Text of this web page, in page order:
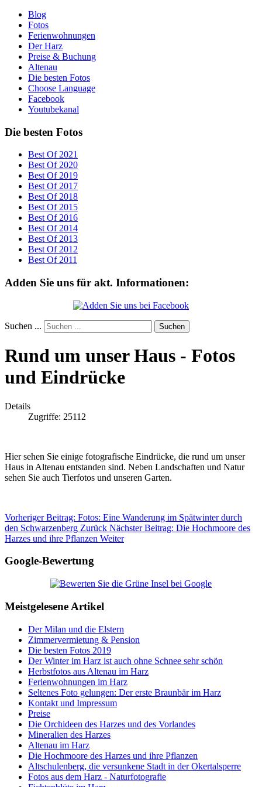
Blog
Fotos
Ferienwohnungen
Der Harz
Preise & Buchung
Altenau
Die besten Fotos
Choose Language
Facebook
Youtubekanal
Die besten Fotos
Best Of 2021
Best Of 2020
Best Of 2019
Best Of 2017
Best Of 2018
Best Of 2015
Best Of 2016
Best Of 2014
Best Of 2013
Best Of 2012
Best Of 2011
Adden Sie uns für akt. Informationen:
Suchen ... Suchen
Rund um unser Haus - Fotos
und Eindrücke
Details
Zugriffe: 25112
Hier sehen Sie einige fotografische Eindrücke, die rund um unser
Haus in Altenau entstanden sind. Neben Landschaften und Natur
sehen Sie auch Tierfotos und unseren Garten.
Vorheriger Beitrag: Fotos: Eine Wanderung im Spätwinter durch
den Schwarzenberg Zurück Nächster Beitrag: Die Hochmoore des
Harzes und ihre Pflanzen Weiter
Google-Bewertung
Meistgelesene Artikel
Der Milan und die Elstern
Zimmervermietung & Pension
Die besten Fotos 2019
Der Winter im Harz ist auch ohne Schnee sehr schön
Herbstfotos aus Altenau im Harz
Ferienwohnungen im Harz
Seltenes Foto gelungen: Der erste Braunbär im Harz
Kontakt und Impressum
Preise
Die Orchideen des Harzes und des Vorlandes
Mineralien des Harzes
Altenau im Harz
Die Hochmoore des Harzes und ihre Pflanzen
Altschulenberg, die versunkene Stadt in der Okertalsperre
Fotos aus dem Harz - Naturfotografie